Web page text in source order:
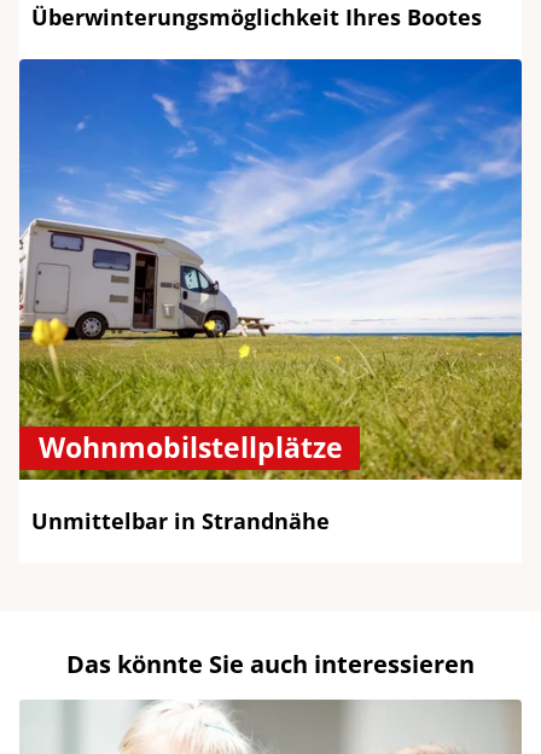
Überwinterungsmöglichkeit Ihres Bootes
Wohnmobilstellplätze
Unmittelbar in Strandnähe
Das könnte Sie auch interessieren